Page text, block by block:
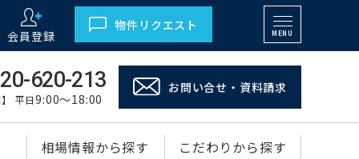
会員登録
物件リクエスト
MENU
620-213
】 平日9:00～18:00
お問い合せ・資料請求
相場情報から探す こだわりから探す